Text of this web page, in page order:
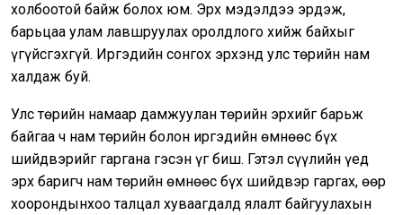
холбоотой байж болох юм. Эрх мэдэлдээ эрдэж,
барьцаа улам лавшруулах оролдлого хийж байхыг
үгүйсгэхгүй. Иргэдийн сонгох эрхэнд улс төрийн нам
халдаж буй.
Улс төрийн намаар дамжуулан төрийн эрхийг барьж
байгаа ч нам төрийн болон иргэдийн өмнөөс бүх
шийдвэрийг гаргана гэсэн үг биш. Гэтэл сүүлийн үед
эрх баригч нам төрийн өмнөөс бүх шийдвэр гаргах, өөр
хоорондынхоо талцал хуваагдалд ялалт байгуулахын